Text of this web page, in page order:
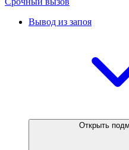
Вывод из запоя
Открыть